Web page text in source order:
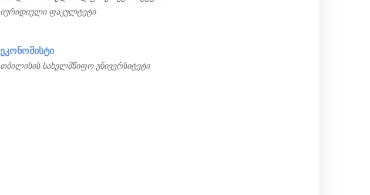
იურიდიული ფაკულტეტი
ეკონომისტი
თბილისის სახელმწიფო უნივერსიტეტი